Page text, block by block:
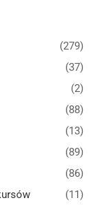
(279)
(37)
(2)
(88)
(13)
(89)
(86)
(11)